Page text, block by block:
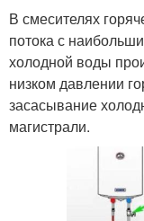
В смесителях
потока с
холодной воды
низком давлении
засасывание
магистрали.